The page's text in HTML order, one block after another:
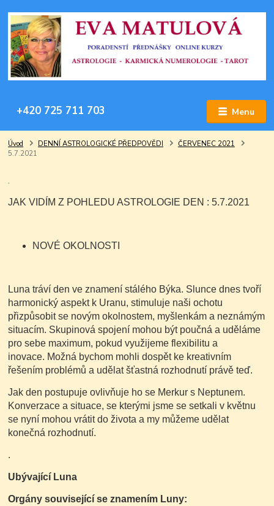
Menu
+420 725 711 703
Úvod DENNÍ ASTROLOGICKÉ PŘEDPOVĚDI
ČERVENEC 2021
5.7.2021
.
JAK VIDÍM Z POHLEDU ASTROLOGIE DEN : 5.7.2021
NOVÉ OKOLNOSTI
Luna tráví den ve znamení stálého Býka. Slunce dnes tvoří
harmonický aspekt k Uranu, stimuluje naši ochotu
přizpůsobit se novým okolnostem, myšlenkám a neznámým
situacím. Skupinová spojení mohou být poučná a uděláme
pro sebe maximum, pokud využijeme flexibilitu a
inovace. Možná bychom mohli dospět ke kreativním
řešením problémů a udělat šťastná rozhodnutí právě teď.
Jak den postupuje ovlivňuje ho se Merkur s Neptunem.
Konverzace a situace, se kterými jsme se setkali v květnu
se nyní mohou vrátit do života a my můžeme udělat
konečná rozhodnutí.
.
Ubývající Luna
Orgány související se znamením Luny: